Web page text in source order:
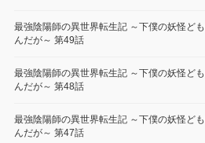
最強陰陽師の異世界転生記 ～下僕の妖怪ど
んだが～ 第49話
最強陰陽師の異世界転生記 ～下僕の妖怪ど
んだが～ 第48話
最強陰陽師の異世界転生記 ～下僕の妖怪ど
んだが～ 第47話